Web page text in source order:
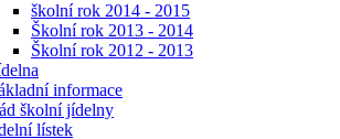
školní rok 2014 - 2015
Školní rok 2013 - 2014
Školní rok 2012 - 2013
informace
školní jídelny
lístek